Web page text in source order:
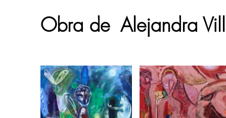
Obra de Alejandra